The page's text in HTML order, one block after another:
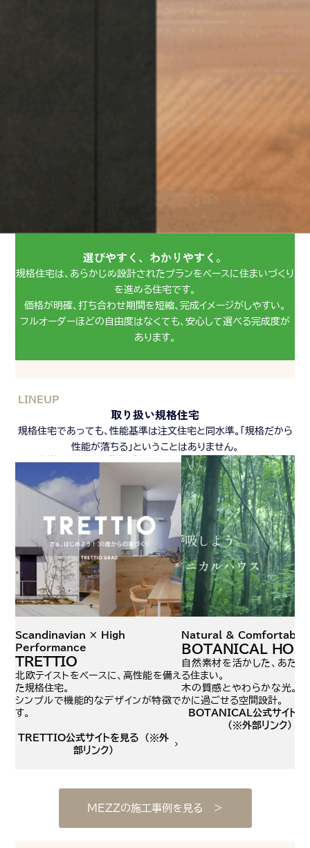
選びやすく、わかりやすく。
規格住宅は、あらかじめ設計されたプランをベースに住まいづくり
を進める住宅です。
価格が明確、打ち合わせ期間を短縮、完成イメージがしやすい。
フルオーダーほどの自由度はなくても、安心して選べる完成度が
あります。
LINEUP
取り扱い規格住宅
規格住宅であっても、性能基準は注文住宅と同水準。「規格だから
性能が落ちる」ということはありません。
Scandinavian × High
Performance
TRETTIO
北欧テイストをベースに、高性能を備え
た規格住宅。
シンプルで機能的なデザインが特徴で
す。
TRETTIO公式サイトを見る （※外
部リンク）
Natural & Comfortable
BOTANICAL
自然素材を活かした、あた
る住まい。
木の質感とやわらかな光。
かに過ごせる空間設計。
BOTANICAL公式サイト
（※外部リンク）
MEZZの施工事例を見る ＞